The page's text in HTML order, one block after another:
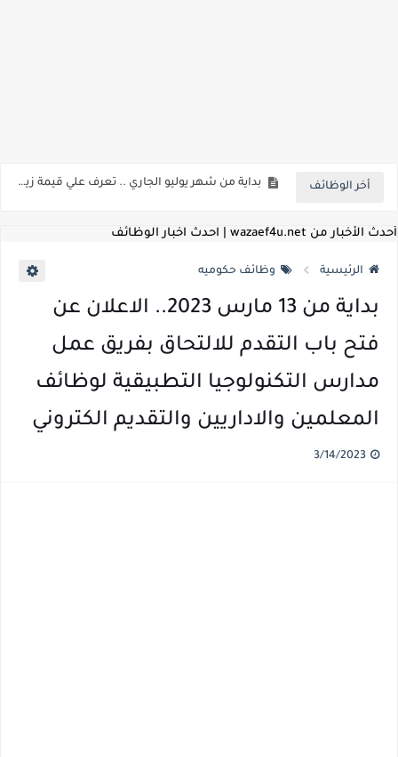
أخر الوظائف للمؤهلات العليا ..اعلان وظائف وزارة التنمية المحلية " اخصائي تخطيط - مهندس - اخصائي حاسبات - باحث قانوني " والتقديم الكتروني بتاريخ 15-7-2026
للمؤهلات العليا والمتوسطه.. جامعة ميريت تعلن عن وظائف شاغرة بتاريخ 20 مايو 2026
أحدث الأخبار من wazaef4u.net | احدث اخبار الوظائف
الرئيسية وظائف حكوميه
بداية من 13 مارس 2023.. الاعلان عن
فتح باب التقدم للالتحاق بفريق عمل
مدارس التكنولوجيا التطبيقية لوظائف
المعلمين والاداريين والتقديم الكتروني